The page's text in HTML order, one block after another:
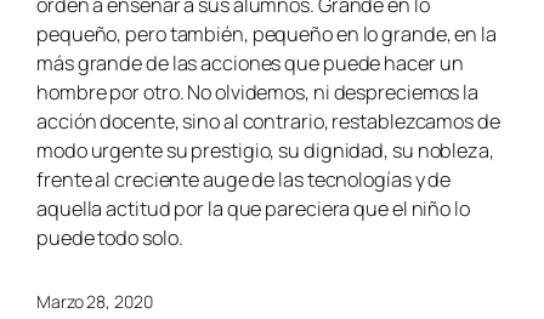
pequeño, pero también, pequeño en lo grande, en la
más grande de las acciones que puede hacer un
hombre por otro. No olvidemos, ni despreciemos la
acción docente, sino al contrario, restablezcamos de
modo urgente su prestigio, su dignidad, su nobleza,
frente al creciente auge de las tecnologías y de
aquella actitud por la que pareciera que el niño lo
puede todo solo.
Marzo 28, 2020